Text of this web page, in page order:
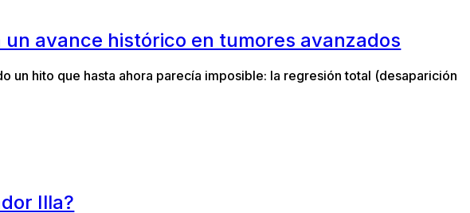
avance histórico en tumores avanzados
hito que hasta ahora parecía imposible: la regresión total (desaparición
Illa?